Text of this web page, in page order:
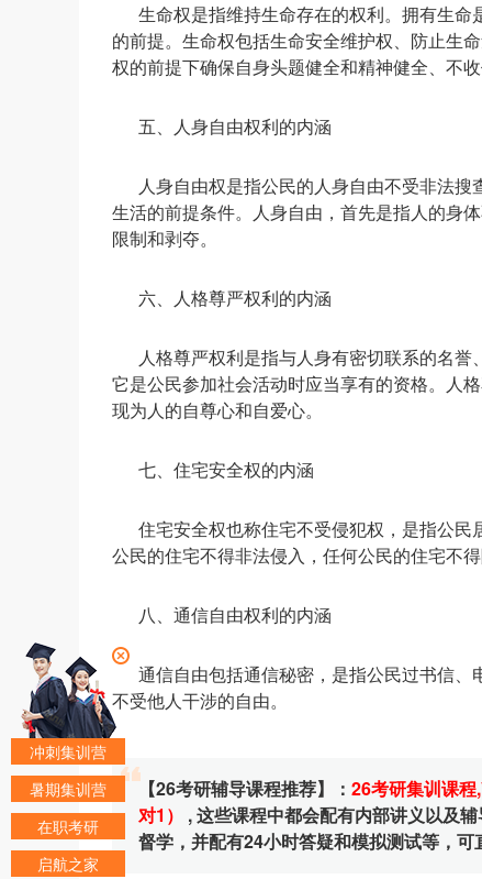
生命权是指维持生命存在的权利。拥有生
的前提。生命权包括生命安全维护权、防止生
权的前提下确保自身头题健全和精神健全、不收
五、人身自由权利的内涵
人身自由权是指公民的人身自由不受非法
生活的前提条件。人身自由，首先是指人的身
限制和剥夺。
六、人格尊严权利的内涵
人格尊严权利是指与人身有密切联系的名
它是公民参加社会活动时应当享有的资格。人
现为人的自尊心和自爱心。
七、住宅安全权的内涵
住宅安全权也称住宅不受侵犯权，是指公
公民的住宅不得非法侵入，任何公民的住宅不
八、通信自由权利的内涵
通信自由包括通信秘密，是指公民过书信、
不受他人干涉的自由。
【26考研辅导课程推荐】： 26考研集训课程,
对1）
, 这些课程中都会配有内部讲义以及
督学，并配有24小时答疑和模拟测试等，可
冲刺集训营
暑期集训营
在职考研
启航之家